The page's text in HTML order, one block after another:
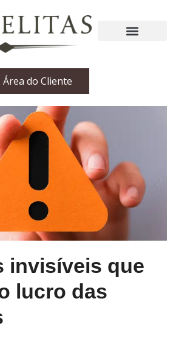
Área do Cliente
invisíveis que
lucro das